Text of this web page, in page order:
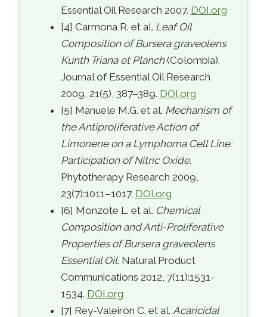
Essential Oil Research 2007. DOI.org
[4] Carmona R. et al. Leaf Oil
Composition of Bursera graveolens
Kunth Triana et Planch(Colombia).
Journal of Essential Oil Research
2009, 21(5), 387–389. DOI.org
[5] Manuele M.G. et al. Mechanism of
the Antiproliferative Action of
Limonene on a Lymphoma Cell Line:
Participation of Nitric Oxide.
Phytotherapy Research 2009,
23(7):1011–1017. DOI.org
[6] Monzote L. et al. Chemical
Composition and Anti-Proliferative
Properties of Bursera graveolens
Essential Oil. Natural Product
Communications 2012, 7(11):1531-
1534. DOI.org
[7] Rey-Valeirón C. et al. Acaricidal